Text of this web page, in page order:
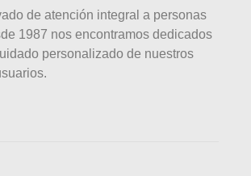
de atención integral a personas
1987 nos encontramos dedicados
personalizado de nuestros